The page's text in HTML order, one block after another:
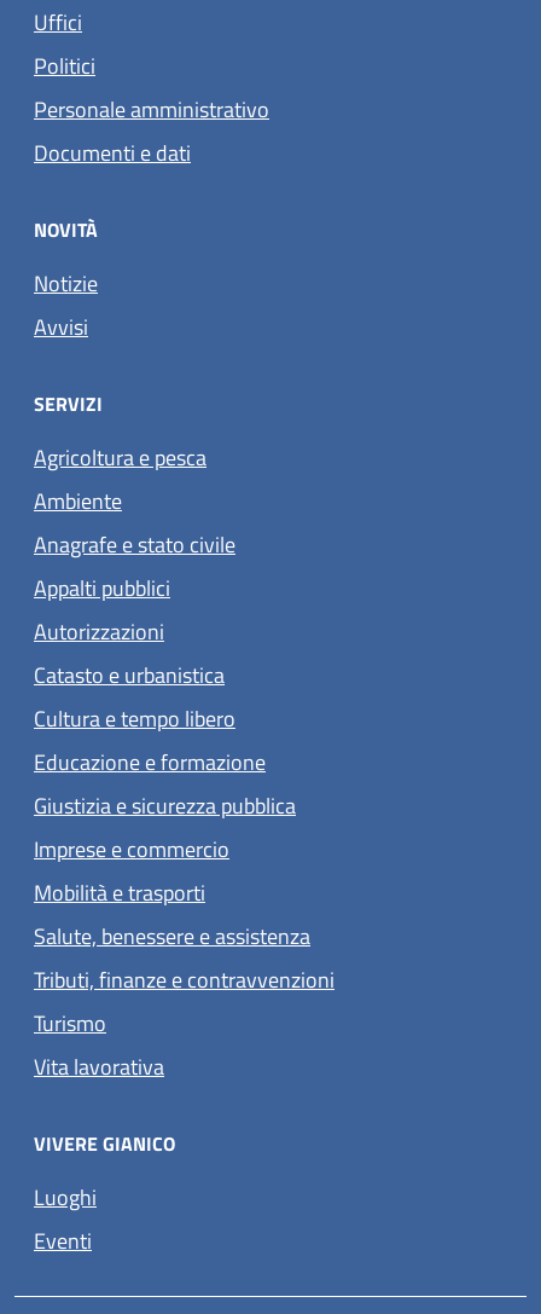
Uffici
Politici
Personale amministrativo
Documenti e dati
NOVITÀ
Notizie
Avvisi
SERVIZI
Agricoltura e pesca
Ambiente
Anagrafe e stato civile
Appalti pubblici
Autorizzazioni
Catasto e urbanistica
Cultura e tempo libero
Educazione e formazione
Giustizia e sicurezza pubblica
Imprese e commercio
Mobilità e trasporti
Salute, benessere e assistenza
Tributi, finanze e contravvenzioni
Turismo
Vita lavorativa
VIVERE GIANICO
Luoghi
Eventi